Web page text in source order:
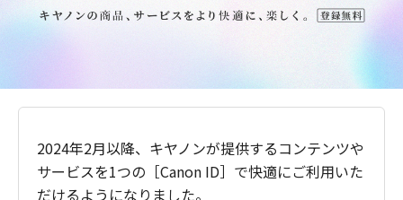
2024年2月以降、キヤノンが提供するコンテンツや
サービスを1つの［Canon ID］で快適にご利用いた
だけるようになりました。